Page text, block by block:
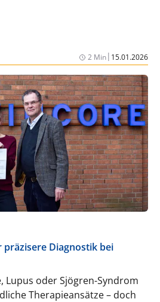
2 Min| 15.01.2026
Diagnostik bei
Lupus oder Sjögren-Syndrom
Therapieansätze – doch